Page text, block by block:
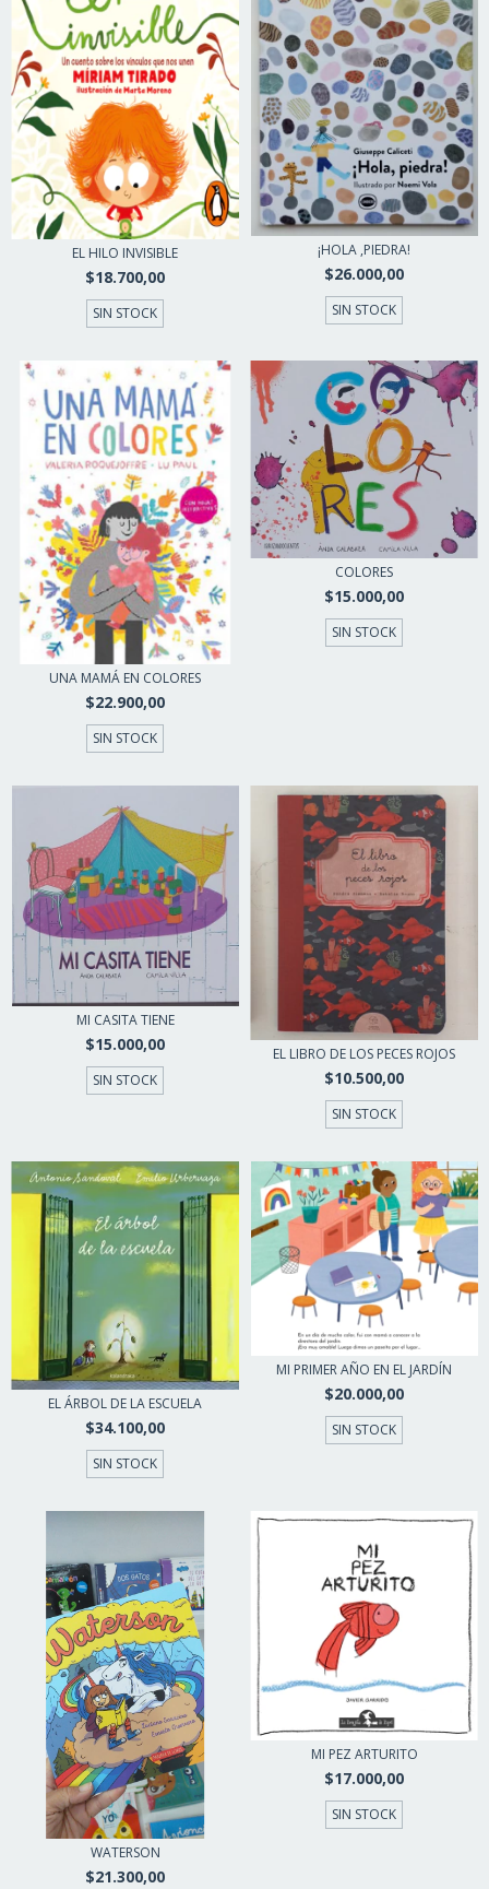
EL HILO INVISIBLE
$18.700,00
SIN STOCK
¡HOLA ,PIEDRA!
$26.000,00
SIN STOCK
UNA MAMÁ EN COLORES
$22.900,00
SIN STOCK
COLORES
$15.000,00
SIN STOCK
MI CASITA TIENE
$15.000,00
SIN STOCK
EL LIBRO DE LOS PECES ROJOS
$10.500,00
SIN STOCK
EL ÁRBOL DE LA ESCUELA
$34.100,00
SIN STOCK
MI PRIMER AÑO EN EL JARDÍN
$20.000,00
SIN STOCK
WATERSON
$21.300,00
MI PEZ ARTURITO
$17.000,00
SIN STOCK